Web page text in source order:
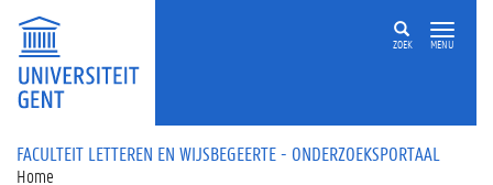
Overslaan en naar de inhoud gaan
ZOEK MENU
FACULTEIT LETTEREN EN WIJSBEGEERTE - ONDERZOEKSPORTAAL
Home